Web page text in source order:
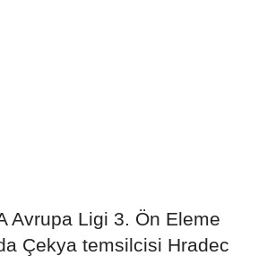
Avrupa Ligi 3. Ön Eleme
Çekya temsilcisi Hradec